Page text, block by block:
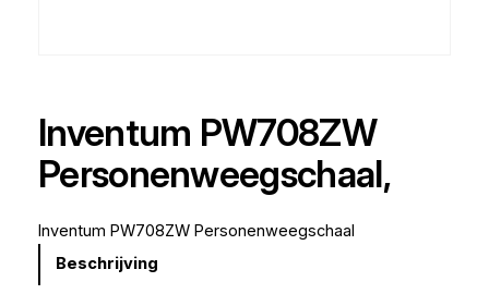
Inventum PW708ZW
Personenweegschaal,
Inventum PW708ZW Personenweegschaal
Beschrijving